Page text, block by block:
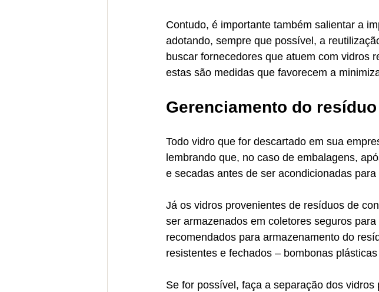
Contudo, é importante também salientar a
adotando, sempre que possível, a
buscar fornecedores que atuem com vidros
estas são medidas que favorecem a
Gerenciamento do
Todo vidro que for descartado em sua
lembrando que, no caso de embalagens,
e secadas antes de ser acondicionadas para
Já os vidros provenientes de resíduos de
ser armazenados em coletores seguros
recomendados para armazenamento do
resistentes e fechados – bombonas
Se for possível, faça a separação dos